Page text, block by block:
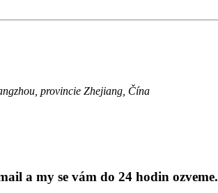
provincie Zhejiang, Čína
a my se vám do 24 hodin ozveme.